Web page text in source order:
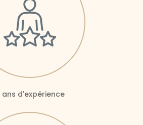
ans d'expérience